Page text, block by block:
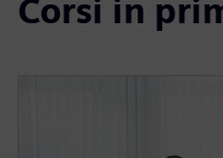
Corsi in